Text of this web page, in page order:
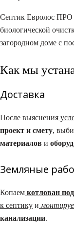
Септик Евролос ПРО
биологической
загородном доме с
Как мы
Доставка
После выяснения
проект и смету,
материалов и
Земляные
Копаем котлован
к септику и
канализации.